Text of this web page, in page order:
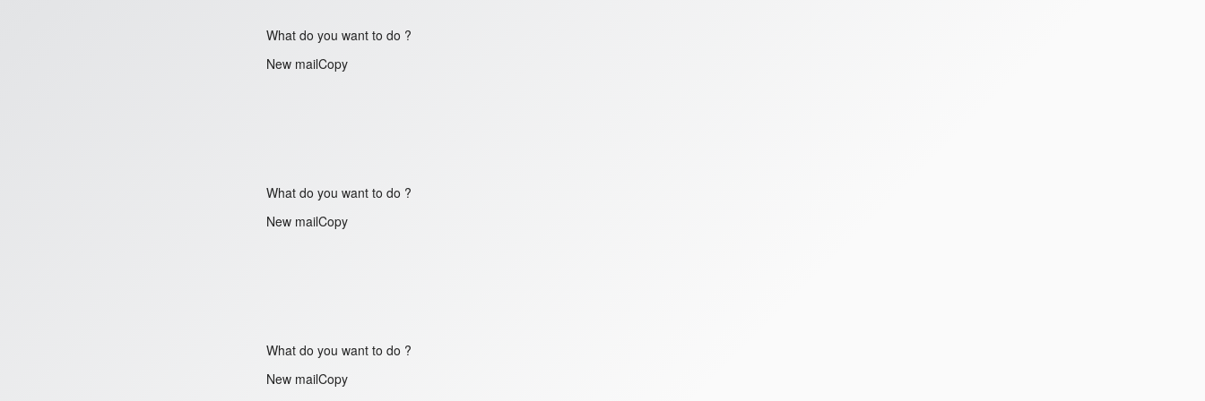
What do you want to do ?
New mailCopy
What do you want to do ?
New mailCopy
What do you want to do ?
New mailCopy